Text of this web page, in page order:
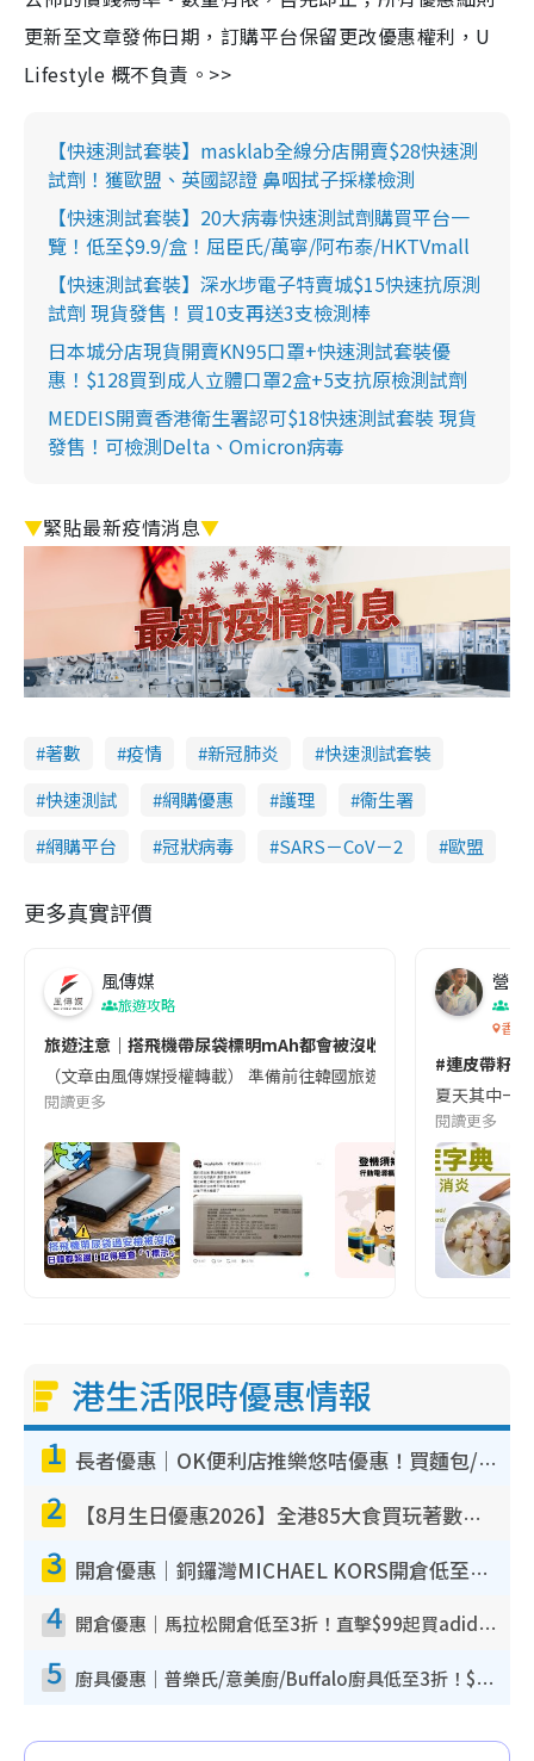
更新至文章發佈日期，訂購平台保留更改優惠權利，U
Lifestyle 概不負責。>>
【快速測試套裝】masklab全線分店開賣$28快速測
試劑！獲歐盟、英國認證 鼻咽拭子採樣檢測
【快速測試套裝】20大病毒快速測試劑購買平台一
覽！低至$9.9/盒！屈臣氏/萬寧/阿布泰/HKTVmall
【快速測試套裝】深水埗電子特賣城$15快速抗原測
試劑 現貨發售！買10支再送3支檢測棒
日本城分店現貨開賣KN95口罩+快速測試套裝優
惠！$128買到成人立體口罩2盒+5支抗原檢測試劑
MEDEIS開賣香港衛生署認可$18快速測試套裝 現貨
發售！可檢測Delta、Omicron病毒
▼緊貼最新疫情消息▼
著數 疫情 新冠肺炎
快速測試套裝
快速測試
網購優惠 護理
衞生署
網購平台
冠狀病毒 SARS－CoV－2 歐盟
更多真實評價
風傳媒
旅遊攻略
旅遊注意｜搭飛機帶尿袋標明mAh都會被沒收😱出發前切記檢查
（文章由風傳媒授權轉載） 準備前往韓國旅遊的民眾，近期要
閱讀更多
營養
香港
#連皮帶籽
夏天其中一
閱讀更多
港生活限時優惠情報
1 長者優惠｜OK便利店推樂悠咭優惠！買麵包/牛奶/保健品拍卡即減
2 【8月生日優惠2026】全港85大食買玩著數攻略 自助餐/火鍋放題同行免費＋誠品/DONKI送現金券
3 開倉優惠｜銅鑼灣MICHAEL KORS開倉低至17折！直擊$500起買手袋/銀包/鞋款 必買經典Jet Set系列
4 開倉優惠｜馬拉松開倉低至3折！直擊$99起買adidas／New Balance／Puma鞋款 STANLEY保溫杯劈價至$119起
5 廚具優惠｜普樂氏/意美廚/Buffalo廚具低至3折！$89起買煎鍋／炒鑊／個人鍋 同場小家電激減至$99起